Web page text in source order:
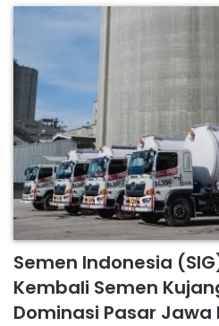
Semen Indonesia
Kembali Semen
Dominasi Pasar Jawa